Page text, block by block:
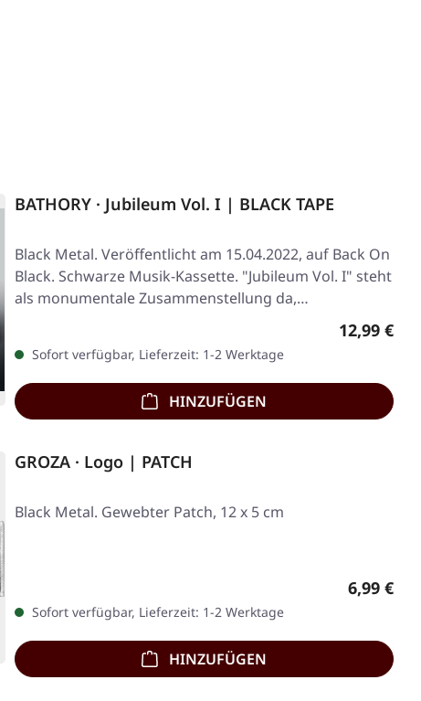
BATHORY · Jubileum Vol. I | BLACK TAPE
Black Metal. Veröffentlicht am 15.04.2022, auf Back On
Black. Schwarze Musik-Kassette. "Jubileum Vol. I" steht
als monumentale Zusammenstellung da,…
Regulärer
12,99 €
Sofort verfügbar, Lieferzeit: 1-2 Werktage
HINZUFÜGEN
GROZA · Logo | PATCH
Black Metal. Gewebter Patch, 12 x 5 cm
6,99 €
Sofort verfügbar, Lieferzeit: 1-2 Werktage
HINZUFÜGEN